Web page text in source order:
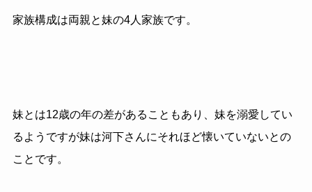
家族構成は両親と妹の4人家族です。
妹とは12歳の年の差があることもあり、妹を溺愛してい
るようですが妹は河下さんにそれほど懐いていないとの
ことです。